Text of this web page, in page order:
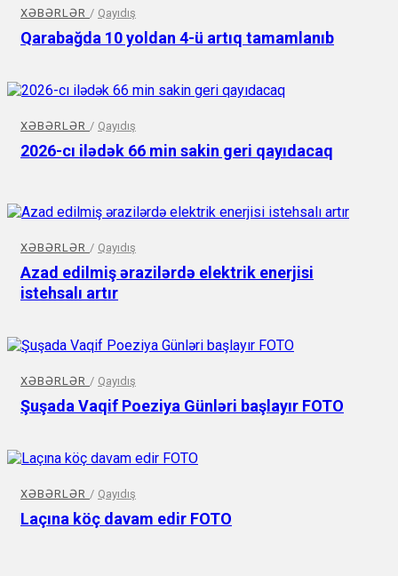
XƏBƏRLƏR / Qayıdış
Qarabağda 10 yoldan 4-ü artıq tamamlanıb
XƏBƏRLƏR / Qayıdış
2026-cı ilədək 66 min sakin geri qayıdacaq
XƏBƏRLƏR / Qayıdış
Azad edilmiş ərazilərdə elektrik enerjisi
istehsalı artır
XƏBƏRLƏR / Qayıdış
Şuşada Vaqif Poeziya Günləri başlayır FOTO
XƏBƏRLƏR / Qayıdış
Laçına köç davam edir FOTO